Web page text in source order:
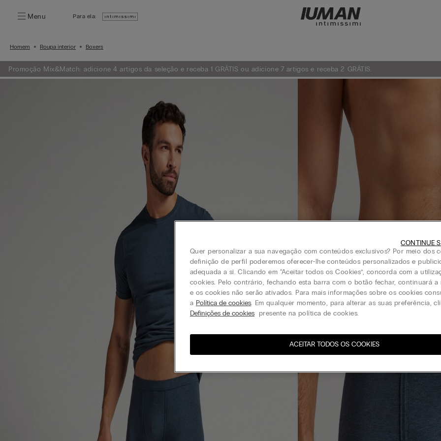
Menu Para ela:
Homem Roupa interior Boxers
Promoção Mix&Match: adicione 4 artigos da seleção e receba 1 GRÁTIS ou adicione 7 artigos e receba 2 GRÁTIS.
Quer personalizar a sua navegação com conteúdos exclusivos? Por meio dos
definição de perfil poderemos oferecer-lhe conteúdos personalizados e
adequada a si. Clicando em “Aceitar todos os Cookies”, concorda com a
cookies. Pelo contrário, fechando esta barra com o botão fechar, continuará a
e os cookies não serão ativados. Para mais informações sobre os cookies
a Política de cookies. Em qualquer momento, para alterar as suas preferência,
Definições de cookies presente na política de cookies.
ACEITAR TODOS OS COOKIES
CONTINUE